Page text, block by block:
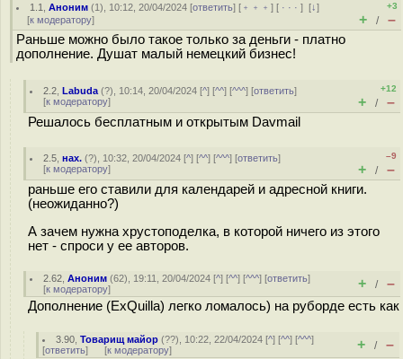
1.1 ,Аноним (1), 10:12, 20/04/2024 [ответить] [ ﹢﹢﹢] [ · · ·][↓]
[к модератору]
+3
+ / –
Раньше можно было такое только за деньги - платно
дополнение. Душат малый немецкий бизнес!
2.2 ,Labuda (?), 10:14, 20/04/2024 [^] [^^] [^^^] [ответить]
[к модератору]
+12
+ / –
Решалось бесплатным и открытым Davmail
2.5 ,нах. (?), 10:32, 20/04/2024 [^] [^^] [^^^] [ответить]
[к модератору]
–9
+ / –
раньше его ставили для календарей и адресной книги.
(неожиданно?)
А зачем нужна хрустоподелка, в которой ничего из этого
нет - спроси у ее авторов.
2.62 ,Аноним (62), 19:11, 20/04/2024 [^] [^^] [^^^] [ответить]
[к модератору] + / –
Дополнение (ExQuilla) легко ломалось) на руборде есть как
3.90 ,Товарищ майор (??), 10:22, 22/04/2024 [^] [^^] [^^^]
[ответить] [к модератору] + / –